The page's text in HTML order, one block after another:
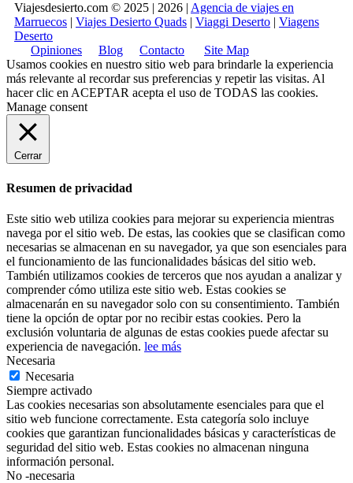
Viajesdesierto.com © 2025 | 2026 | Agencia de viajes en
Marruecos | Viajes Desierto Quads | Viaggi Deserto | Viagens
Deserto
Opiniones
Blog Contacto
Site Map
Usamos cookies en nuestro sitio web para brindarle la experiencia
más relevante al recordar sus preferencias y repetir las visitas. Al
hacer clic en ACEPTAR acepta el uso de TODAS las cookies.
Manage consent
Cerrar
Resumen de privacidad
Este sitio web utiliza cookies para mejorar su experiencia mientras
navega por el sitio web. De estas, las cookies que se clasifican como
necesarias se almacenan en su navegador, ya que son esenciales para
el funcionamiento de las funcionalidades básicas del sitio web.
También utilizamos cookies de terceros que nos ayudan a analizar y
comprender cómo utiliza este sitio web. Estas cookies se
almacenarán en su navegador solo con su consentimiento. También
tiene la opción de optar por no recibir estas cookies. Pero la
exclusión voluntaria de algunas de estas cookies puede afectar su
experiencia de navegación. lee más
Necesaria
Necesaria
Siempre activado
Las cookies necesarias son absolutamente esenciales para que el
sitio web funcione correctamente. Esta categoría solo incluye
cookies que garantizan funcionalidades básicas y características de
seguridad del sitio web. Estas cookies no almacenan ninguna
información personal.
No -necesaria